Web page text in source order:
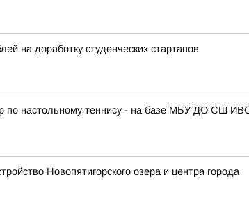
на доработку студенческих стартапов
по настольному теннису - на базе МБУ ДО СШ
Новопятигорского озера и центра города